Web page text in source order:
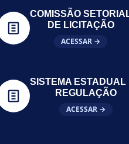
COMISSÃO
DE LICITAÇÃO
ACESSAR →
SISTEMA ESTADUAL
REGULAÇÃO
ACESSAR →